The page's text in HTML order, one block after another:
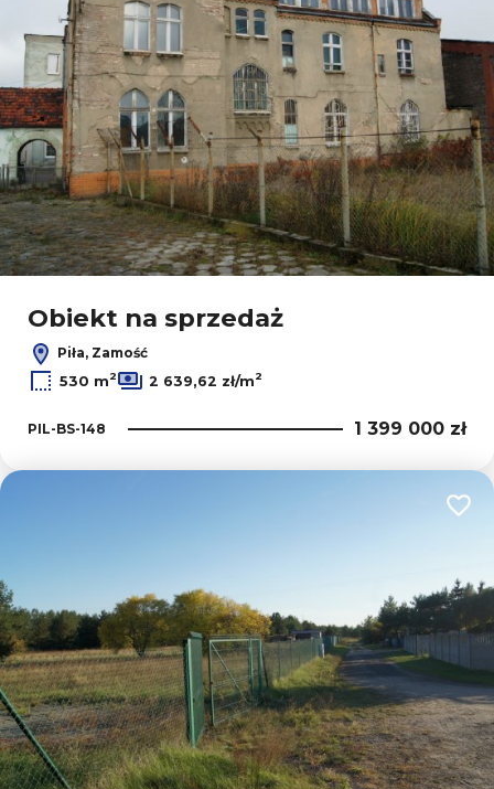
Obiekt na sprzedaż
Piła, Zamość
530 m2 2 639,62 zł/m2
PIL-BS-148 1 399 000 zł